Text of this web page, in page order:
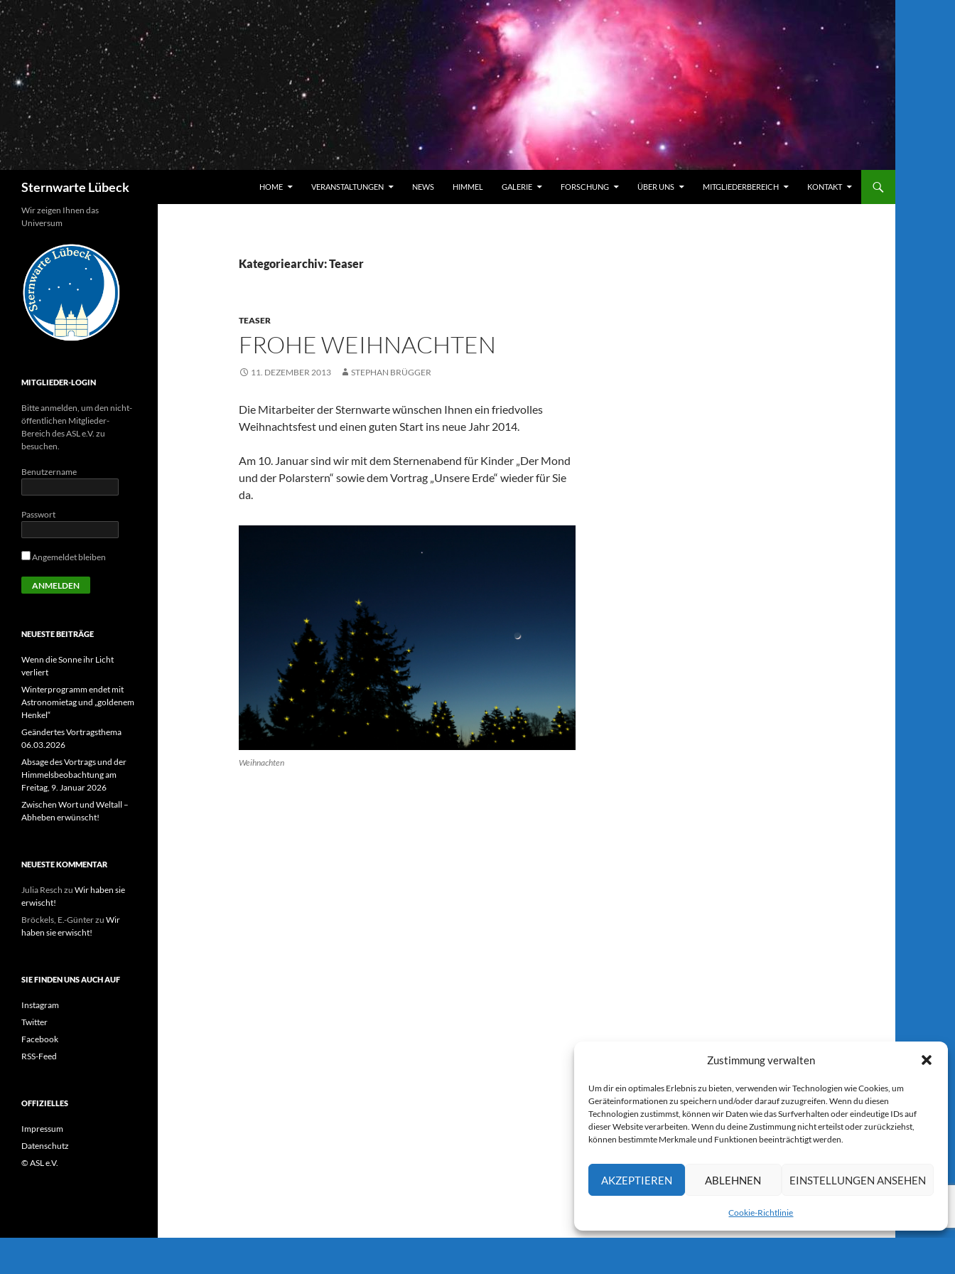
Zustimmung verwalten
Um dir ein optimales Erlebnis zu bieten, verwenden wir Technologien wie Cookies, um
Geräteinformationen zu speichern und/oder darauf zuzugreifen. Wenn du diesen
Technologien zustimmst, können wir Daten wie das Surfverhalten oder eindeutige IDs auf
dieser Website verarbeiten. Wenn du deine Zustimmung nicht erteilst oder zurückziehst,
können bestimmte Merkmale und Funktionen beeinträchtigt werden.
AKZEPTIEREN ABLEHNEN EINSTELLUNGEN ANSEHEN
Cookie-Richtlinie
Zum
Inhalt
springen
Sternwarte Lübeck HOME VERANSTALTUNGEN NEWS HIMMEL GALERIE FORSCHUNG ÜBER UNS MITGLIEDERBEREICH KONTAKT
Kategoriearchiv: Teaser
TEASER
FROHE WEIHNACHTEN
11. DEZEMBER 2013 STEPHAN BRÜGGER
Die Mitarbeiter der Sternwarte wünschen Ihnen ein friedvolles
Weihnachtsfest und einen guten Start ins neue Jahr 2014.
Am 10. Januar sind wir mit dem Sternenabend für Kinder „Der Mond
und der Polarstern“ sowie dem Vortrag „Unsere Erde“ wieder für Sie
da.
Weihnachten
Wir zeigen Ihnen das
Universum
MITGLIEDER-LOGIN
Bitte anmelden, um den nicht-
öffentlichen Mitglieder-
Bereich des ASL e.V. zu
besuchen.
Benutzername
Passwort
Angemeldet bleiben
NEUESTE BEITRÄGE
Wenn die Sonne ihr Licht
verliert
Winterprogramm endet mit
Astronomietag und „goldenem
Henkel“
Geändertes Vortragsthema
06.03.2026
Absage des Vortrags und der
Himmelsbeobachtung am
Freitag, 9. Januar 2026
Zwischen Wort und Weltall –
Abheben erwünscht!
NEUESTE KOMMENTAR
Julia Resch zu Wir haben sie
erwischt!
Bröckels, E.-Günterzu Wir
haben sie erwischt!
SIE FINDEN UNS AUCH AUF
Instagram
Twitter
Facebook
RSS-Feed
OFFIZIELLES
Impressum
Datenschutz
© ASL e.V.